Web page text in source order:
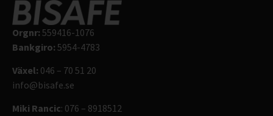
Orgnr: 559416-1076
Bankgiro: 5954-4783
Växel: 046 – 70 51 20
info@bisafe.se
Miki Rancic: 076 – 8918512